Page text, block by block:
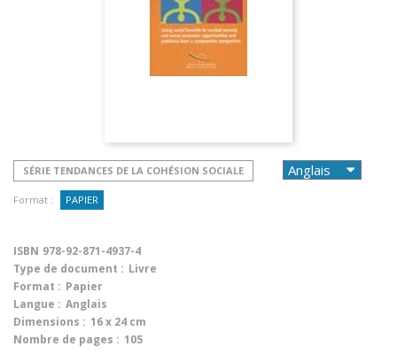
SÉRIE TENDANCES DE LA COHÉSION SOCIALE
Format : PAPIER
ISBN 978-92-871-4937-4
Type de document : Livre
Format : Papier
Langue : Anglais
Dimensions : 16 x 24 cm
Nombre de pages : 105